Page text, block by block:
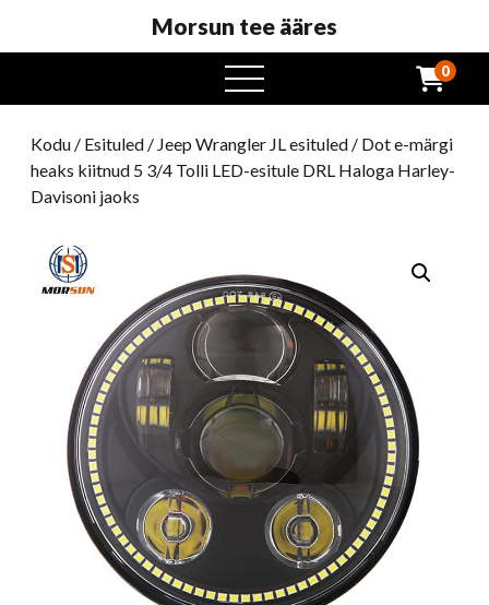
Morsun tee ääres
avatud
menüü
0
Kodu / Esituled / Jeep Wrangler JL esituled / Dot e-märgi
heaks kiitnud 5 3/4 Tolli LED-esitule DRL Haloga Harley-
Davisoni jaoks